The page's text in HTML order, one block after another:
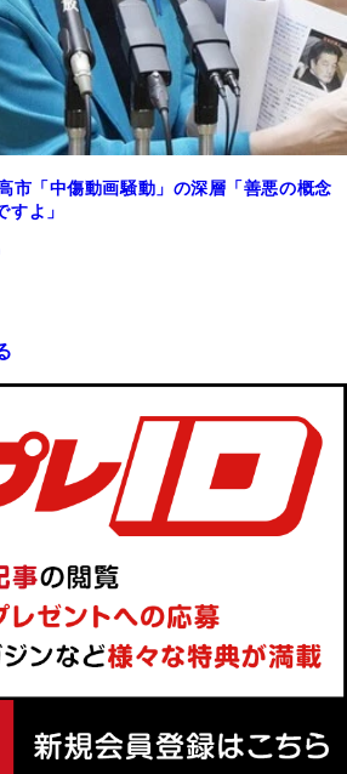
市「中傷動画騒動」の深層「善悪の概念
すよ」